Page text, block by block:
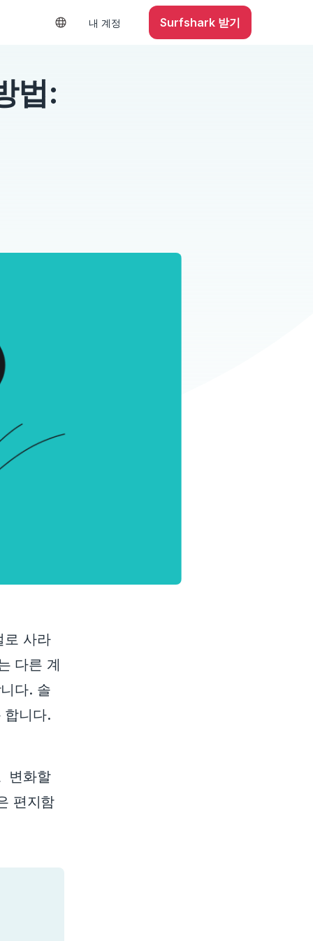
내 계정 Surfshark 받기
법:
로 사라
다른 계
다. 솔
합니다.
변화할
편지함